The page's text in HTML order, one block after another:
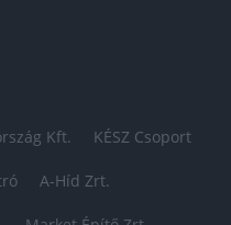
Kft. KÉSZ Csoport
A-Híd Zrt.